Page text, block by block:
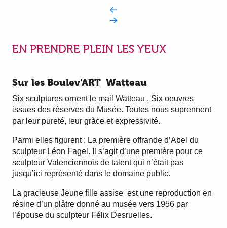
EN PRENDRE PLEIN LES YEUX
Sur les Boulev’ART Watteau
Six sculptures ornent le mail Watteau . Six oeuvres
issues des réserves du Musée. Toutes nous suprennent
par leur pureté, leur gràce et expressivité.
Parmi elles figurent : La première offrande d’Abel du
sculpteur Léon Fagel. Il s’agit d’une première pour ce
sculpteur Valenciennois de talent qui n’était pas
jusqu’ici représenté dans le domaine public.
La gracieuse Jeune fille assise est une reproduction en
résine d’un plâtre donné au musée vers 1956 par
l’épouse du sculpteur Félix Desruelles.